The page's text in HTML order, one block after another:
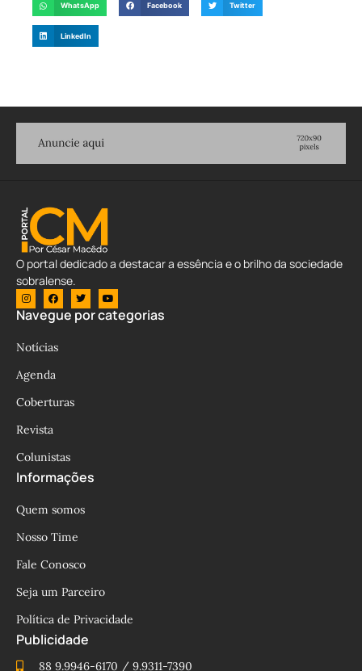
WhatsApp Facebook Twitter
LinkedIn
O portal dedicado a destacar a essência e o brilho da sociedade
sobralense.
Navegue por categorias
Notícias
Agenda
Coberturas
Revista
Colunistas
Informações
Quem somos
Nosso Time
Fale Conosco
Seja um Parceiro
Política de Privacidade
Publicidade
88 9.9946-6170 / 9.9311-7390